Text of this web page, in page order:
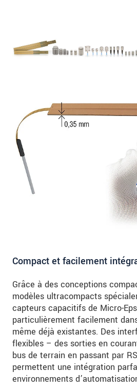
Compact et facilement
Grâce à des conceptions
modèles ultracompacts
capteurs capacitifs de Micro-
particulièrement facilement
même déjà existantes. Des
flexibles – des sorties en
bus de terrain en passant par
permettent une intégration
environnements